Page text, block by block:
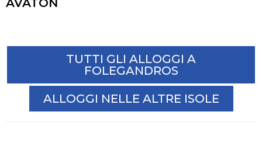
TUTTI GLI ALLOGGI A
FOLEGANDROS
ALLOGGI NELLE ALTRE ISOLE